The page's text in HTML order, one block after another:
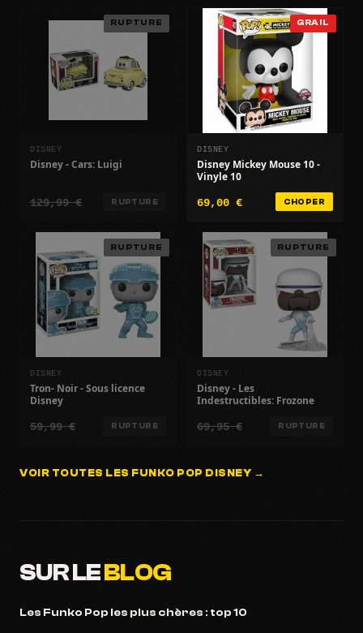
RUPTURE
DISNEY
Disney - Cars: Luigi
129,99 € RUPTURE
GRAIL
DISNEY
Disney Mickey Mouse 10 -
Vinyle 10
69,00 € CHOPER
RUPTURE
DISNEY
Tron- Noir - Sous licence
Disney
59,99 € RUPTURE
RUPTURE
DISNEY
Disney - Les
Indestructibles: Frozone
69,95 € RUPTURE
VOIR TOUTES LES FUNKO POP DISNEY →
SUR LEBLOG
Les Funko Pop les plus chères : top 10